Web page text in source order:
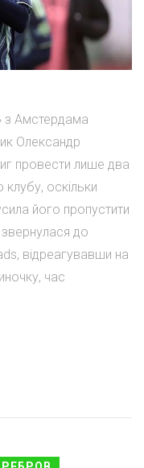
з Амстердама
Олександр
провести лише два
клубу, оскільки
його пропустити
до
відреагувавши на
час